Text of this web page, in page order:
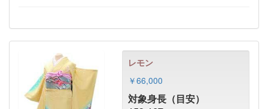
レモン
￥66,000
対象身長（目安）